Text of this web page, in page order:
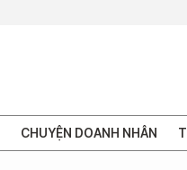
CHUYỆN DOANH NHÂN